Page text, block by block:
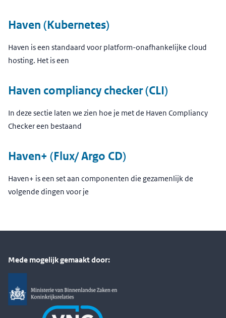
Haven (Kubernetes)
Haven is een standaard voor platform-onafhankelijke cloud
hosting. Het is een
Haven compliancy checker (CLI)
In deze sectie laten we zien hoe je met de Haven Compliancy
Checker een bestaand
Haven+ (Flux/ Argo CD)
Haven+ is een set aan componenten die gezamenlijk de
volgende dingen voor je
Mede mogelijk gemaakt door: